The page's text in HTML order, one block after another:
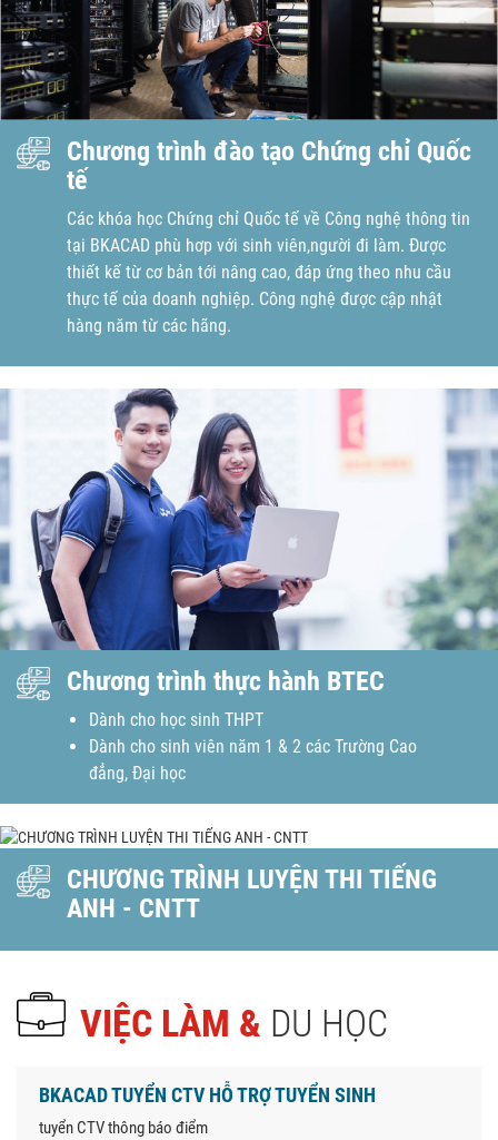
Chương trình đào tạo Chứng chỉ Quốc
tế
Các khóa học Chứng chỉ Quốc tế về Công nghệ thông tin
tại BKACAD phù hơp với sinh viên,người đi làm. Được
thiết kế từ cơ bản tới nâng cao, đáp ứng theo nhu cầu
thực tế của doanh nghiệp. Công nghệ được cập nhật
hàng năm từ các hãng.
Chương trình thực hành BTEC
Dành cho học sinh THPT
Dành cho sinh viên năm 1 & 2 các Trường Cao
đẳng, Đại học
CHƯƠNG TRÌNH LUYỆN THI TIẾNG
ANH - CNTT
VIỆC LÀM & DU HỌC
BKACAD TUYỂN CTV HỖ TRỢ TUYỂN SINH
tuyển CTV thông báo điểm